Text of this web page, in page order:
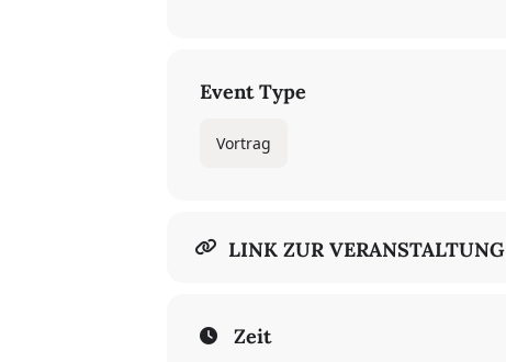
Event Type
Vortrag
LINK ZUR VERANSTALTUNG
Zeit